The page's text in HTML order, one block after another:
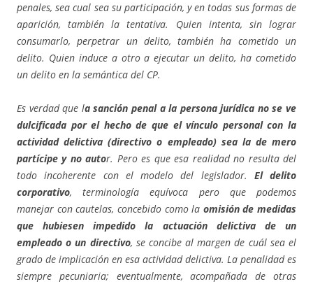
penales, sea cual sea su participación, y en todas sus formas de
aparición, también la tentativa. Quien intenta, sin lograr
consumarlo, perpetrar un delito, también ha cometido un
delito. Quien induce a otro a ejecutar un delito, ha cometido
un delito en la semántica del CP.
Es verdad que la sanción penal a la persona jurídica no se ve
dulcificada por el hecho de que el vínculo personal con la
actividad delictiva (directivo o empleado) sea la de mero
partícipe y no autor. Pero es que esa realidad no resulta del
todo incoherente con el modelo del legislador. El delito
corporativo, terminología equívoca pero que podemos
manejar con cautelas, concebido como la omisión de medidas
que hubiesen impedido la actuación delictiva de un
empleado o un directivo, se concibe al margen de cuál sea el
grado de implicación en esa actividad delictiva. La penalidad es
siempre pecuniaria; eventualmente, acompañada de otras